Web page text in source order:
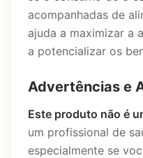
acompanhadas de
ajuda a maximizar a
a potencializar os
Advertências e
Este produto não é
um profissional de
especialmente se